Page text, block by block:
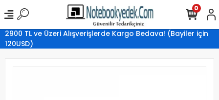
2900 TL ve Üzeri Alışverişlerde Kargo Bedava! (Bayiler için
120USD)
0